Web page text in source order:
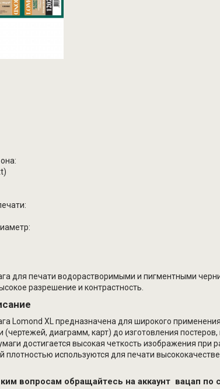
для печати водорастворимыми и пигментными
разрешение и контрастность.
Lomond XL предназначена для широкого
(чертежей, диаграмм, карт) до изготовления
достигается высокая четкость изображения при
плотностью используются для печати
вопросам обращайтесь на аккаунт вацап по